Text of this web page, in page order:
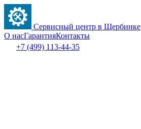
Сервисный центр в Щербинке
О насГарантияКонтакты
+7 (499) 113-44-35